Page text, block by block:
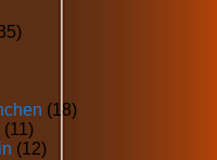
(18)
(11)
(12)